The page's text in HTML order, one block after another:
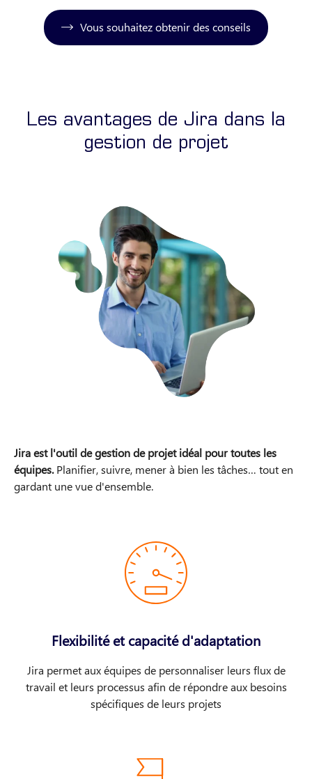
Vous souhaitez obtenir des conseils
Les avantages de Jira dans la
gestion de projet
Jira est l'outil de gestion de projet idéal pour toutes les
équipes.Planifier, suivre, mener à bien les tâches… tout en
gardant une vue d'ensemble.
Flexibilité et capacité d'adaptation
Jira permet aux équipes de personnaliser leurs flux de
travail et leurs processus afin de répondre aux besoins
spécifiques de leurs projets